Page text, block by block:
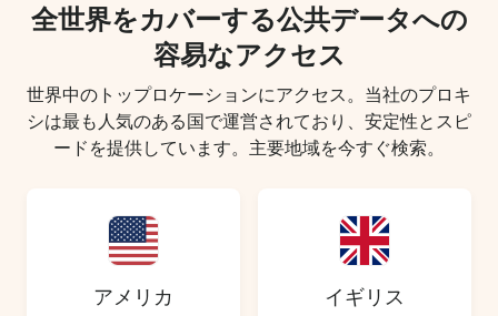
全世界をカバーする公共データへの
容易なアクセス
世界中のトップロケーションにアクセス。当社のプロキ
シは最も人気のある国で運営されており、安定性とスピ
ードを提供しています。主要地域を今すぐ検索。
アメリカ イギリス